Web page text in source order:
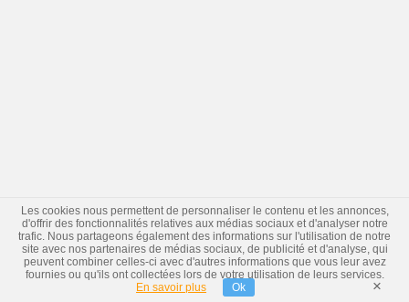
Les cookies nous permettent de personnaliser le contenu et les annonces,
d'offrir des fonctionnalités relatives aux médias sociaux et d'analyser notre
trafic. Nous partageons également des informations sur l'utilisation de notre
site avec nos partenaires de médias sociaux, de publicité et d'analyse, qui
peuvent combiner celles-ci avec d'autres informations que vous leur avez
fournies ou qu'ils ont collectées lors de votre utilisation de leurs services.
En savoir plus
Ok ×